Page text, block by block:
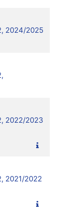
2024/2025
2022/2023
2021/2022